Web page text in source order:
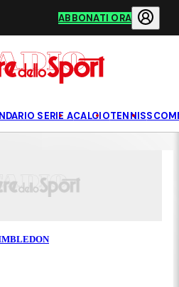
ABBONATI ORA
SERIE ACALCIOTENNIS